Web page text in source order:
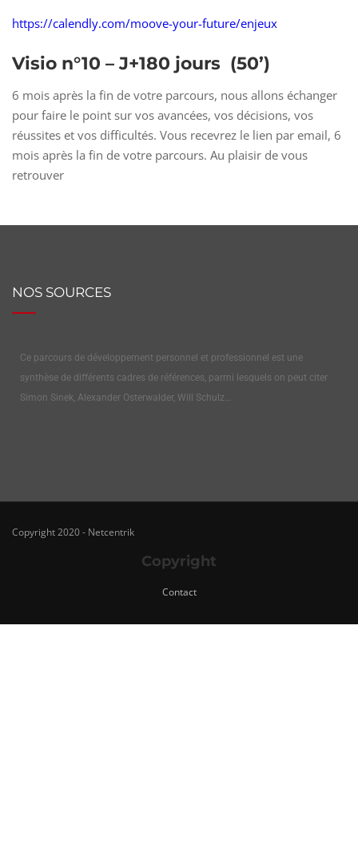
https://calendly.com/moove-your-future/enjeux
Visio n°10 – J+180 jours (50’)
6 mois après la fin de votre parcours, nous allons échanger
pour faire le point sur vos avancées, vos décisions, vos
réussites et vos difficultés. Vous recevrez le lien par email, 6
mois après la fin de votre parcours. Au plaisir de vous
retrouver
NOS SOURCES
Ce parcours de développement personnel et professionnel est une
synthèse de différents cadres de références, parmi lesquels on peut citer
Simon Sinek, Alexander Osterwalder, Will Schulz…
Copyright 2020 - Netcentrik
Copyright
Contact